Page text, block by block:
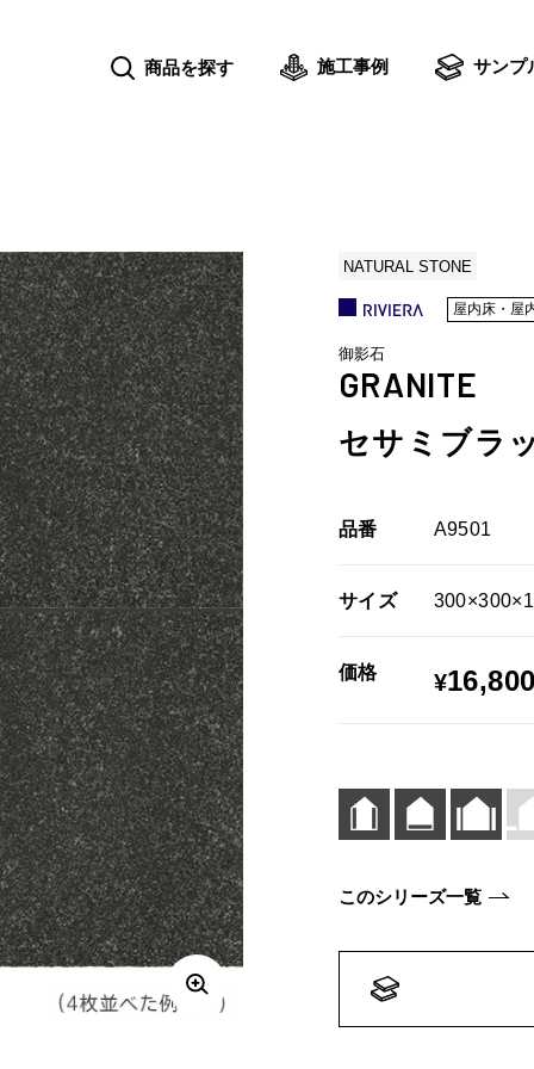
商品を探す 施工事例 サンプ
NATURAL STONE
屋内床・屋
御影石
GRANITE
セサミブラ
品番 A9501
サイズ
価格 ¥
このシリーズ一覧